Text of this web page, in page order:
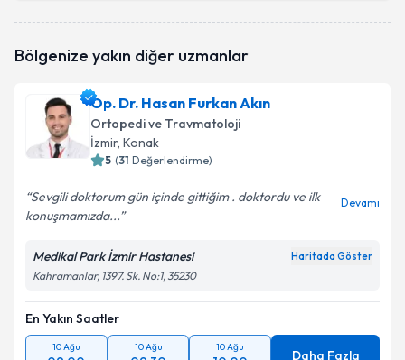
Bölgenize yakın diğer uzmanlar
Op. Dr. Hasan Furkan Akın
Ortopedi ve Travmatoloji
İzmir, Konak
5 (31 Değerlendirme)
Sevgili doktorum gün içinde gittiğim . doktordu ve ilk
konuşmamızda...
Devamı
Medikal Park İzmir Hastanesi Haritada Göster
Kahramanlar, 1397. Sk. No:1, 35230
En Yakın Saatler
10 Ağu 10 Ağu 10 Ağu
Daha Fazla